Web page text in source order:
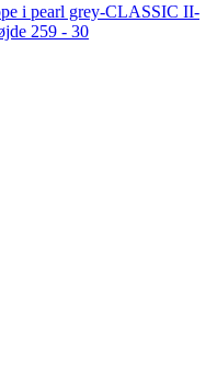
i pearl grey-CLASSIC II-
259 - 30